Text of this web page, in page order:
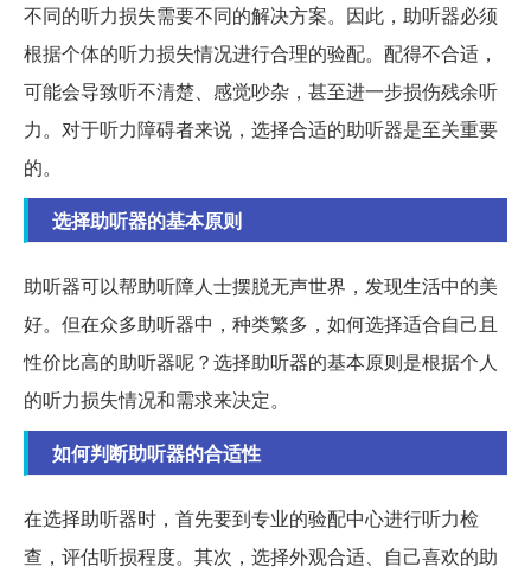
不同的听力损失需要不同的解决方案。因此，助听器必须
根据个体的听力损失情况进行合理的验配。配得不合适，
可能会导致听不清楚、感觉吵杂，甚至进一步损伤残余听
力。对于听力障碍者来说，选择合适的助听器是至关重要
的。
选择助听器的基本原则
助听器可以帮助听障人士摆脱无声世界，发现生活中的美
好。但在众多助听器中，种类繁多，如何选择适合自己且
性价比高的助听器呢？选择助听器的基本原则是根据个人
的听力损失情况和需求来决定。
如何判断助听器的合适性
在选择助听器时，首先要到专业的验配中心进行听力检
查，评估听损程度。其次，选择外观合适、自己喜欢的助